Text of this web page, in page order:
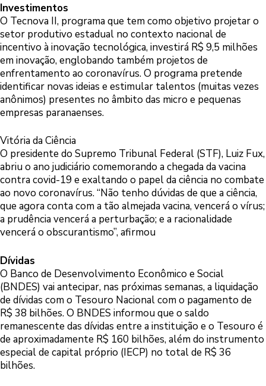
Investimentos
O Tecnova II, programa que tem como objetivo projetar o
setor produtivo estadual no contexto nacional de
incentivo à inovação tecnológica, investirá R$ 9,5 milhões
em inovação, englobando também projetos de
enfrentamento ao coronavírus. O programa pretende
identificar novas ideias e estimular talentos (muitas vezes
anônimos) presentes no âmbito das micro e pequenas
empresas paranaenses.
Vitória da Ciência
O presidente do Supremo Tribunal Federal (STF), Luiz Fux,
abriu o ano judiciário comemorando a chegada da vacina
contra covid-19 e exaltando o papel da ciência no combate
ao novo coronavírus. “Não tenho dúvidas de que a ciência,
que agora conta com a tão almejada vacina, vencerá o vírus;
a prudência vencerá a perturbação; e a racionalidade
vencerá o obscurantismo”, afirmou
Dívidas
O Banco de Desenvolvimento Econômico e Social
(BNDES) vai antecipar, nas próximas semanas, a liquidação
de dívidas com o Tesouro Nacional com o pagamento de
R$ 38 bilhões. O BNDES informou que o saldo
remanescente das dívidas entre a instituição e o Tesouro é
de aproximadamente R$ 160 bilhões, além do instrumento
especial de capital próprio (IECP) no total de R$ 36
bilhões.